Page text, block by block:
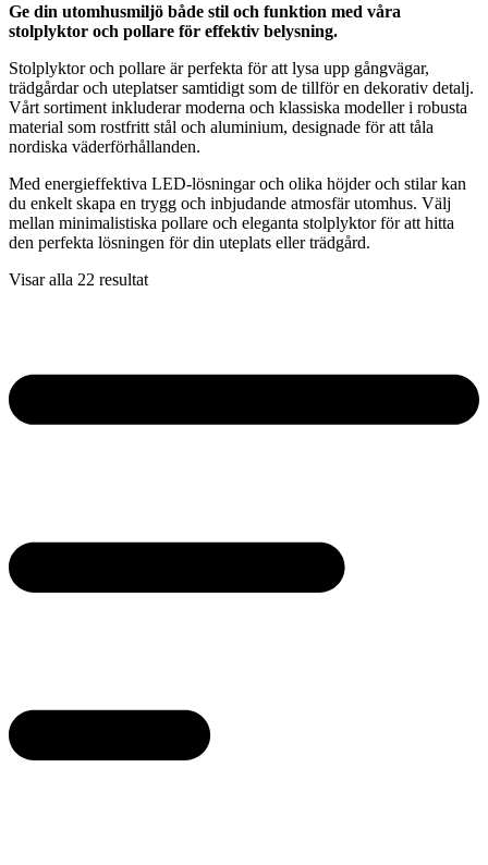
Ge din utomhusmiljö både stil och funktion med våra
stolplyktor och pollare för effektiv belysning.
Stolplyktor och pollare är perfekta för att lysa upp gångvägar,
trädgårdar och uteplatser samtidigt som de tillför en dekorativ detalj.
Vårt sortiment inkluderar moderna och klassiska modeller i robusta
material som rostfritt stål och aluminium, designade för att tåla
nordiska väderförhållanden.
Med energieffektiva LED-lösningar och olika höjder och stilar kan
du enkelt skapa en trygg och inbjudande atmosfär utomhus. Välj
mellan minimalistiska pollare och eleganta stolplyktor för att hitta
den perfekta lösningen för din uteplats eller trädgård.
Visar alla 22 resultat